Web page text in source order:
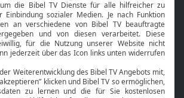
Nächster Gottesdienst
Service
Kontakt
TV-Empfang